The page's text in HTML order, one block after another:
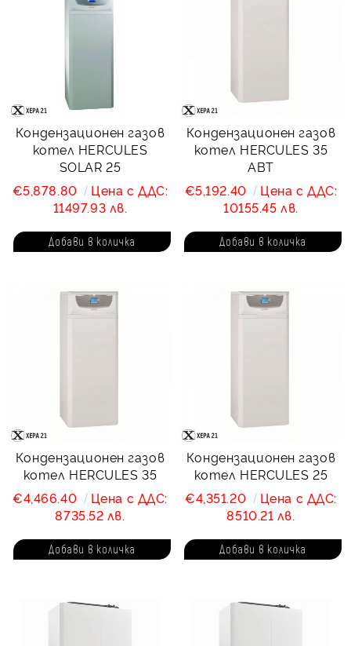
Кондензационен газов
котел HERCULES
SOLAR 25
€5,878.80
Цена с ДДС:
11497.93 лв.
Кондензационен газов
котел HERCULES 35
ABT
€5,192.40
Цена с ДДС:
10155.45 лв.
Кондензационен газов
котел HERCULES 35
€4,466.40
Цена с ДДС:
8735.52 лв.
Кондензационен газов
котел HERCULES 25
€4,351.20
Цена с ДДС:
8510.21 лв.